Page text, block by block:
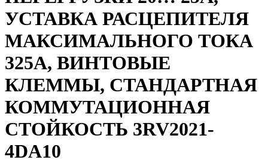
УСТАВКА РАСЦЕПИТЕЛЯ
МАКСИМАЛЬНОГО ТОКА
325A, ВИНТОВЫЕ
КЛЕММЫ, СТАНДАРТНАЯ
КОММУТАЦИОННАЯ
СТОЙКОСТЬ 3RV2021-
4DA10